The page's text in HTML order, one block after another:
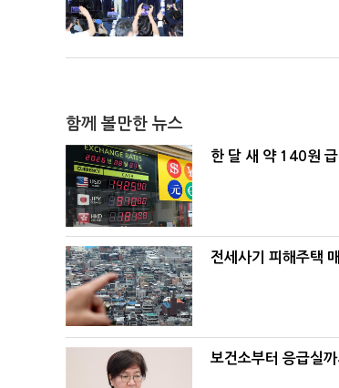
함께 볼만한 뉴스
한 달 새 약 140원
전세사기 피해주택
보건소부터 응급실